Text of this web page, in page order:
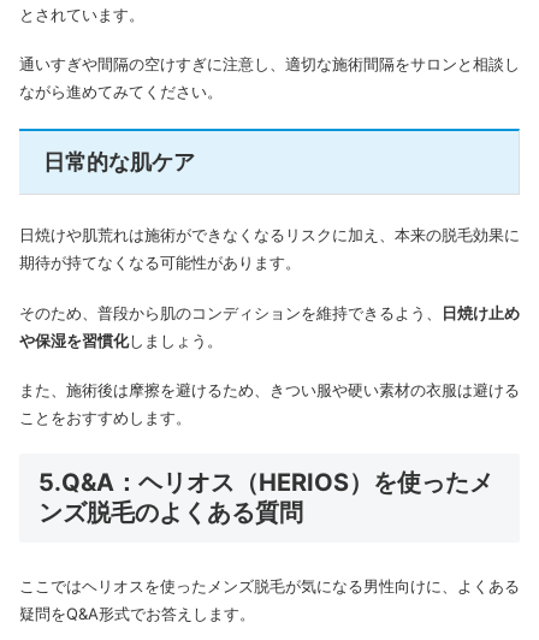
とされています。
通いすぎや間隔の空けすぎに注意し、適切な施術間隔をサロンと相談し
ながら進めてみてください。
日常的な肌ケア
日焼けや肌荒れは施術ができなくなるリスクに加え、本来の脱毛効果に
期待が持てなくなる可能性があります。
そのため、普段から肌のコンディションを維持できるよう、
日焼け止め
や保湿を習慣化しましょう。
また、施術後は摩擦を避けるため、きつい服や硬い素材の衣服は避ける
ことをおすすめします。
5.Q&A：ヘリオス（HERIOS）を使ったメ
ンズ脱毛のよくある質問
ここではヘリオスを使ったメンズ脱毛が気になる男性向けに、よくある
疑問をQ&A形式でお答えします。